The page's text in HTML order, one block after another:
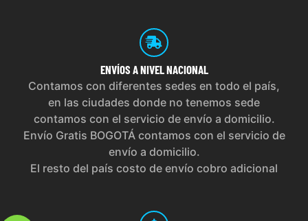
ENVÍOS A NIVEL NACIONAL
Contamos con diferentes sedes en todo el país,
en las ciudades donde no tenemos sede
contamos con el servicio de envío a domicilio.
Envío Gratis BOGOTÁ contamos con el servicio de
envío a domicilio.
El resto del país costo de envío cobro adicional